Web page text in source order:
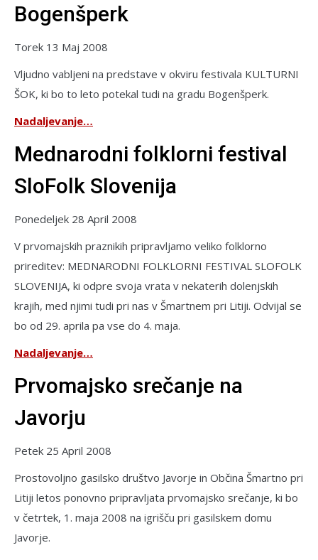
Bogenšperk
Torek 13 Maj 2008
Vljudno vabljeni na predstave v okviru festivala KULTURNI
ŠOK, ki bo to leto potekal tudi na gradu Bogenšperk.
Nadaljevanje…
Mednarodni folklorni festival
SloFolk Slovenija
Ponedeljek 28 April 2008
V prvomajskih praznikih pripravljamo veliko folklorno
prireditev: MEDNARODNI FOLKLORNI FESTIVAL SLOFOLK
SLOVENIJA, ki odpre svoja vrata v nekaterih dolenjskih
krajih, med njimi tudi pri nas v Šmartnem pri Litiji. Odvijal se
bo od 29. aprila pa vse do 4. maja.
Nadaljevanje…
Prvomajsko srečanje na
Javorju
Petek 25 April 2008
Prostovoljno gasilsko društvo Javorje in Občina Šmartno pri
Litiji letos ponovno pripravljata prvomajsko srečanje, ki bo
v četrtek, 1. maja 2008 na igrišču pri gasilskem domu
Javorje.